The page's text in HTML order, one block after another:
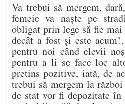
Va trebui să mergem,
femeie va naște pe
obligat prin lege să fie
decât a fost și este
pentru noi când elevii
pentru a li se face loc
pretins pozitive, iată, de
trebui să mergem la
de stat vor fi depozitate